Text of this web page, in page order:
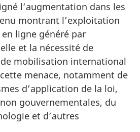
l’augmentation dans les
montrant l’exploitation
ligne généré par
et la nécessité de
mobilisation international
menace, notamment de
d’application de la loi,
gouvernementales, du
et d’autres